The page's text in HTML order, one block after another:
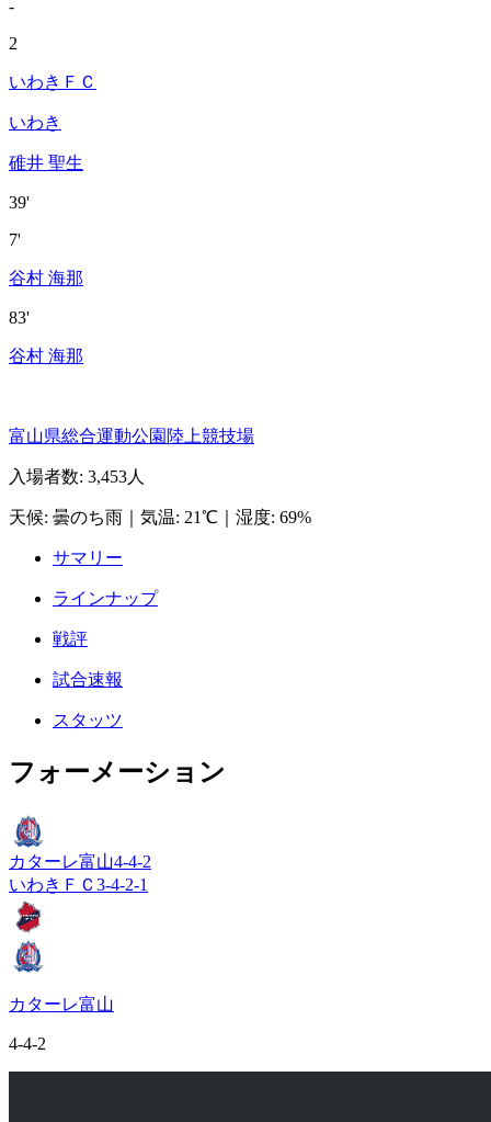
-
2
いわきＦＣ
いわき
碓井 聖生
39'
7'
谷村 海那
83'
谷村 海那
富山県総合運動公園陸上競技場
入場者数: 3,453人
天候: 曇のち雨 気温: 21℃ 湿度: 69%
サマリー
ラインナップ
戦評
試合速報
スタッツ
フォーメーション
カターレ富山4-4-2
いわきＦＣ 3-4-2-1
カターレ富山
4-4-2